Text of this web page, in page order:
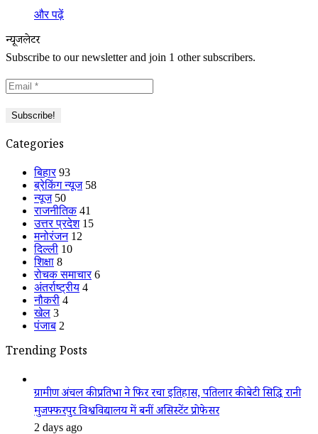
और पढ़ें
न्यूजलेटर
Subscribe to our newsletter and join 1 other subscribers.
Categories
बिहार 93
ब्रेकिंग न्यूज 58
न्यूज 50
राजनीतिक 41
उत्तर प्रदेश 15
मनोरंजन 12
दिल्ली 10
शिक्षा 8
रोचक समाचार 6
अंतर्राष्ट्रीय 4
नौकरी 4
खेल 3
पंजाब 2
Trending Posts
ग्रामीण अंचल की प्रतिभा ने फिर रचा इतिहास, पतिलार की बेटी सिद्धि रानी
मुजफ्फरपुर विश्वविद्यालय में बनीं असिस्टेंट प्रोफेसर
2 days ago